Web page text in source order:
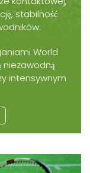
stabilność
World
niezawodną
intensywnym